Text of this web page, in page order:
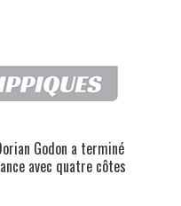
Godon a terminé
avec quatre côtes